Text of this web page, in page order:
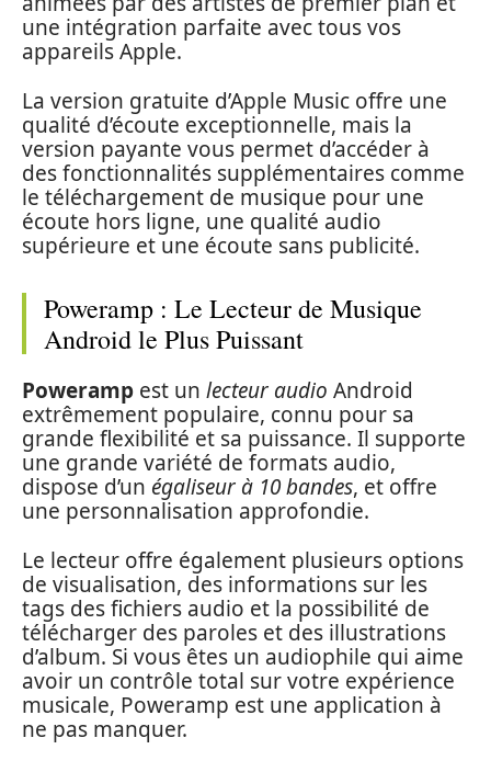
une intégration parfaite avec tous vos
appareils Apple.
La version gratuite d’Apple Music offre une
qualité d’écoute exceptionnelle, mais la
version payante vous permet d’accéder à
des fonctionnalités supplémentaires comme
le téléchargement de musique pour une
écoute hors ligne, une qualité audio
supérieure et une écoute sans publicité.
Poweramp : Le Lecteur de Musique
Android le Plus Puissant
Poweramp est un lecteur audio Android
extrêmement populaire, connu pour sa
grande flexibilité et sa puissance. Il supporte
une grande variété de formats audio,
dispose d’un égaliseur à 10 bandes, et offre
une personnalisation approfondie.
Le lecteur offre également plusieurs options
de visualisation, des informations sur les
tags des fichiers audio et la possibilité de
télécharger des paroles et des illustrations
d’album. Si vous êtes un audiophile qui aime
avoir un contrôle total sur votre expérience
musicale, Poweramp est une application à
ne pas manquer.